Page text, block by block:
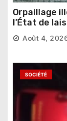
Orpaillage illégal
l’État de
national »
Août 4,
SOCIÉTÉ